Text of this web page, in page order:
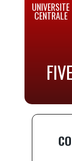
UNIVERSITE
CENTRALE